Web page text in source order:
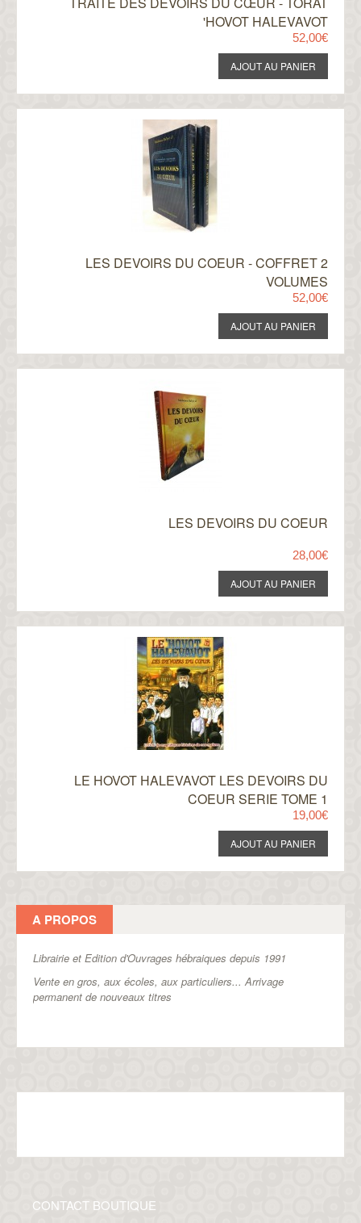
'HOVOT HALEVAVOT
52,00€
LES DEVOIRS DU COEUR - COFFRET 2
VOLUMES
52,00€
LES DEVOIRS DU COEUR
28,00€
LE HOVOT HALEVAVOT LES DEVOIRS DU
COEUR SERIE TOME 1
19,00€
A PROPOS
Librairie et Edition d'Ouvrages hébraiques depuis 1991
Vente en gros, aux écoles, aux particuliers...Arrivage
permanent de nouveaux titres
CONTACT BOUTIQUE